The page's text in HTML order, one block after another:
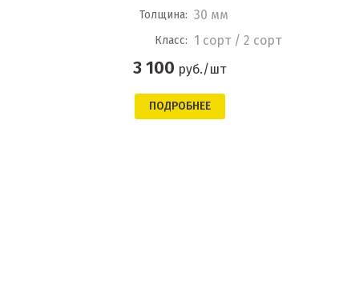
Толщина: 30 мм
Класс: 1 сорт / 2 сорт
3 100 руб./шт
ПОДРОБНЕЕ